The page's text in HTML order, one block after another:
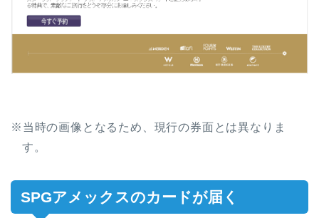
※当時の画像となるため、現行の券面とは異なりま
す。
SPGアメックスのカードが届く